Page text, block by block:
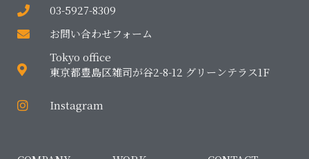
03-5927-8309
お問い合わせフォーム
Tokyo office
東京都豊島区雑司が谷2-8-12 グリーンテラス1F
Instagram